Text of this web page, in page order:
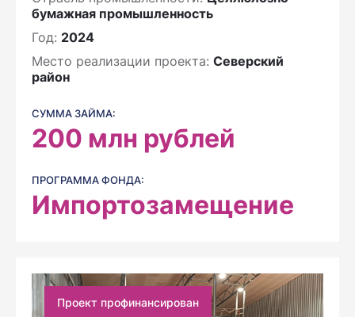
бумажная промышленность
Год: 2024
Место реализации проекта: Северский
район
СУММА ЗАЙМА:
200 млн рублей
ПРОГРАММА ФОНДА:
Импортозамещение
Проект профинансирован